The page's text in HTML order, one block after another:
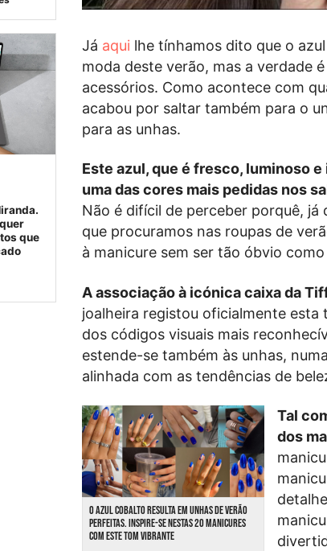
que
Já aqui lhe tínhamos dito que o
moda deste verão, mas a verdade
acessórios. Como acontece com
acabou por saltar também para o
para as unhas.
Este azul, que é fresco, luminoso
uma das cores mais pedidas nos
Não é difícil de perceber porquê, já
que procuramos nas roupas de
à manicure sem ser tão óbvio
A associação à icónica caixa da
joalheira registou oficialmente
dos códigos visuais mais
estende-se também às unhas,
alinhada com as tendências de
O AZUL COBALTO RESULTA EM UNHAS DE VERÃO
PERFEITAS. INSPIRE-SE NESTAS 20 MANICURES
COM ESTE TOM VIBRANTE
Tal
dos